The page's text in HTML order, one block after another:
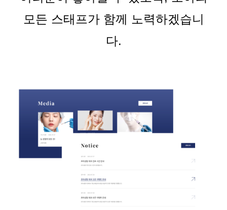
모든 스태프가 함께 노력하겠습니
다.